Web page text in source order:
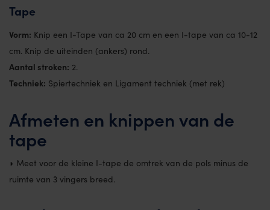
Tape
Vorm: Knip een I-Tape van ca 20 cm en een I-tape van ca 10-12
cm. Knip de uiteinden (ankers) rond.
Aantal stroken: 2.
Techniek: Spiertechniek en Ligament techniek (met rek)
Afmeten en knippen van de
tape
◗ Meet voor de kleine I-tape de omtrek van de pols minus de
ruimte van 3 vingers breed.